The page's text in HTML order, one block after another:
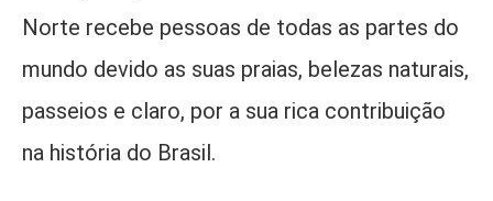
Norte recebe pessoas de todas as partes do
mundo devido as suas praias, belezas naturais,
passeios e claro, por a sua rica contribuição
na história do Brasil.